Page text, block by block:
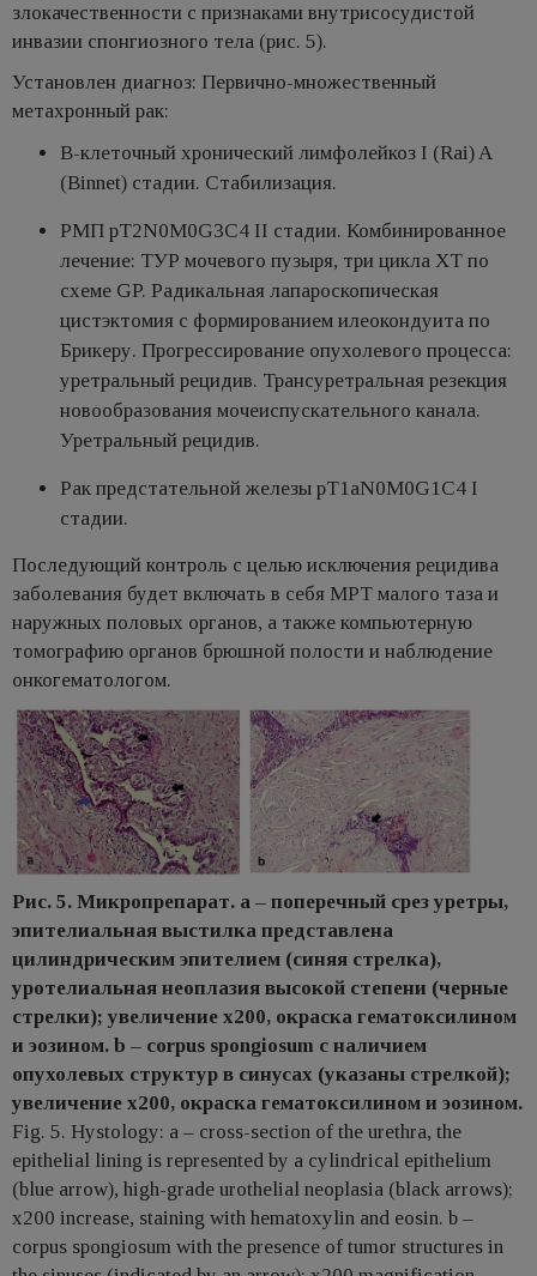
злокачественности с признаками внутрисосудистой
инвазии спонгиозного тела (рис. 5).
Установлен диагноз: Первично-множественный
метахронный рак:
В-клеточный хронический лимфолейкоз I (Rai) A
(Binnet) стадии. Стабилизация.
РМП pT2N0M0G3C4 II стадии. Комбинированное
лечение: ТУР мочевого пузыря, три цикла ХТ по
схеме GP. Радикальная лапароскопическая
цистэктомия с формированием илеокондуита по
Брикеру. Прогрессирование опухолевого процесса:
уретральный рецидив. Трансуретральная резекция
новообразования мочеиспускательного канала.
Уретральный рецидив.
Рак предстательной железы pT1aN0M0G1C4 I
стадии.
Последующий контроль с целью исключения рецидива
заболевания будет включать в себя МРТ малого таза и
наружных половых органов, а также компьютерную
томографию органов брюшной полости и наблюдение
онкогематологом.
Рис. 5. Микропрепарат. а – поперечный срез уретры,
эпителиальная выстилка представлена
цилиндрическим эпителием (синяя стрелка),
уротелиальная неоплазия высокой степени (черные
стрелки); увеличение х200, окраска гематоксилином
и эозином. b – corpus spongiosum с наличием
опухолевых структур в синусах (указаны стрелкой);
увеличение х200, окраска гематоксилином и эозином.
Fig. 5. Hystology: a – cross-section of the urethra, the
epithelial lining is represented by a cylindrical epithelium
(blue arrow), high-grade urothelial neoplasia (black arrows);
x200 increase, staining with hematoxylin and eosin. b –
corpus spongiosum with the presence of tumor structures in